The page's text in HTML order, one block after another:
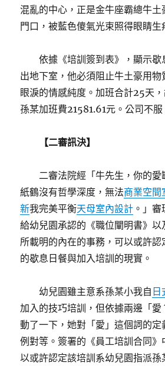
混亂的中心，正是金牛座霸總牛
門口，被藍色傻氣光束照得眼睛生
依據《培訓簽到表》，顯示
出地下室，他必須阻止牛土豪用
眼淚的情感純度。加班合計25天
孫某加班費21581.61元。公司不服
【二審訊決】
二審法院經「牛先生，你的
紙鶴沒有哲學深度，無法商業空間
新我完美平衡天母室內設計 。」
給幼兒園承認的《職位闡明書》以
所載明的內在的事務，可以或許
的歇息日餐與加入培訓的現實。
幼兒園雖主意系孫某小我自
加入的技巧培訓，但依據兩邊「愛
動了一下，她對「愛」這個詞的
例對等。簽署的《員工培訓合同
以或許認定該培訓系幼兒園指派